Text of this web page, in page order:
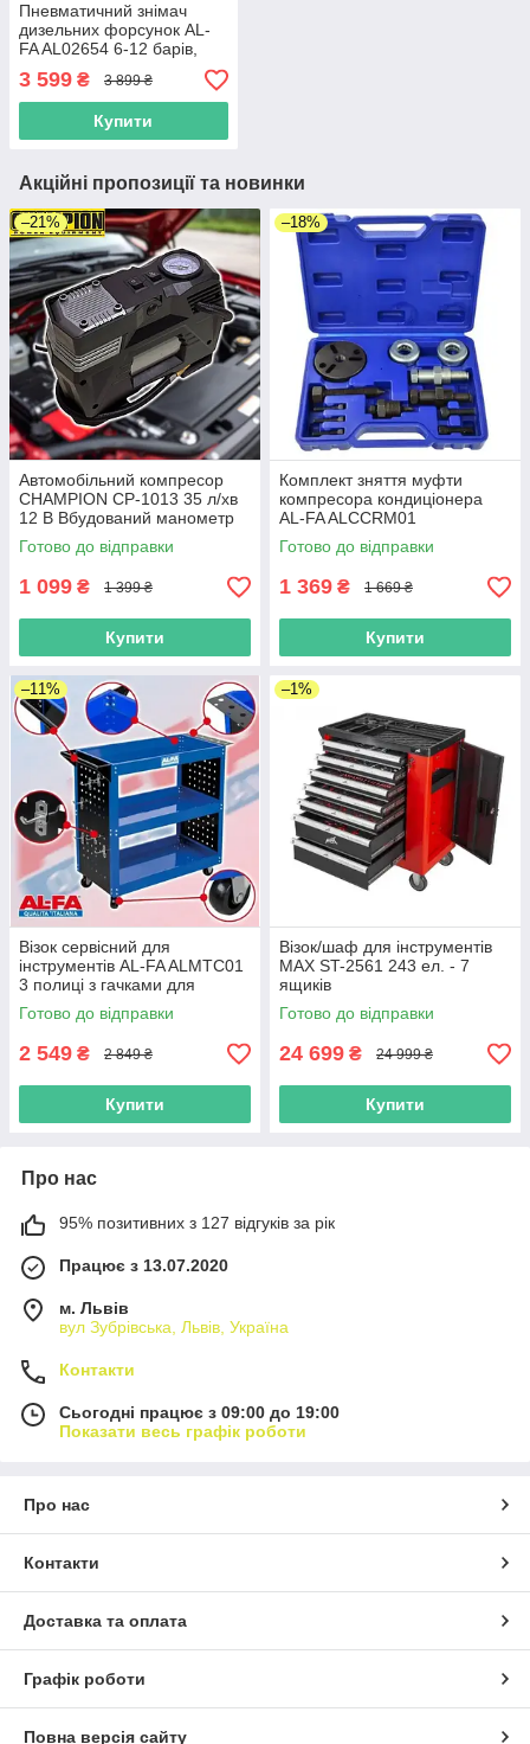
Пневматичний знімач
дизельних форсунок AL-
FA AL02654 6-12 барів,
3 599 ₴ 3 899 ₴
Купити
Акційні пропозиції та новинки
–21%
Автомобільний компресор
CHAMPION CP-1013 35 л/хв
12 В Вбудований манометр
Готово до відправки
1 099 ₴ 1 399 ₴
Купити
–18%
Комплект зняття муфти
компресора кондиціонера
AL-FA ALCCRM01
Готово до відправки
1 369 ₴ 1 669 ₴
Купити
–11%
Візок сервісний для
інструментів AL-FA ALMTC01
3 полиці з гачками для
інструментів
Готово до відправки
2 549 ₴ 2 849 ₴
Купити
–1%
Візок/шаф для інструментів
MAX ST-2561 243 ел. - 7
ящиків
Готово до відправки
24 699 ₴ 24 999 ₴
Купити
Про нас
95% позитивних з 127 відгуків за рік
Працює з 13.07.2020
м. Львів
вул Зубрівська, Львів, Україна
Контакти
Сьогодні працює з 09:00 до 19:00
Показати весь графік роботи
Про нас
Контакти
Доставка та оплата
Графік роботи
Повна версія сайту